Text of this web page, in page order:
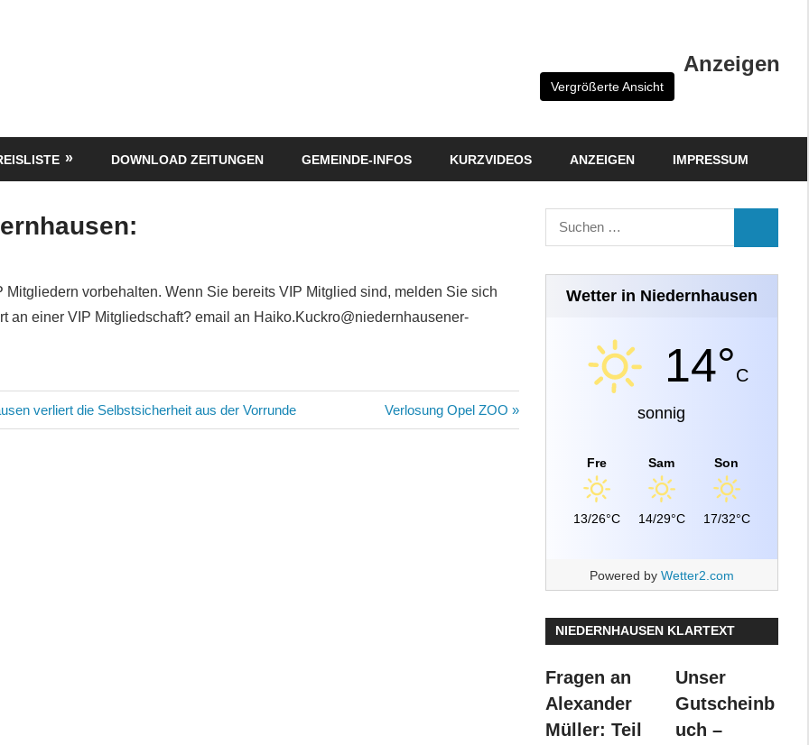
Anzeigen
Vergrößerte Ansicht
DOWNLOAD ZEITUNGEN GEMEINDE-INFOS KURZVIDEOS ANZEIGEN IMPRESSUM
Mitgliedern vorbehalten. Wenn Sie bereits VIP Mitglied sind, melden Sie sich
an einer VIP Mitgliedschaft? email an Haiko.Kuckro@niedernhausener-
verliert die Selbstsicherheit aus der Vorrunde
Nächster
Beitrag:
Verlosung Opel ZOO
Suchen
nach:
Wetter in Niedernhausen
14°C
sonnig
Fre
13/26°C
Sam
14/29°C
Son
17/32°C
Powered by Wetter2.com
NIEDERNHAUSEN KLARTEXT
Fragen an
Alexander
Müller: Teil
Unser
Gutscheinb
uch –